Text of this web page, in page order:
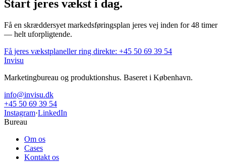
Start jeres vækst i dag.
Få en skræddersyet markedsføringsplan jeres vej inden for 48 timer
— helt uforpligtende.
Få jeres vækstplaneller ring direkte: +45 50 69 39 54
Invisu
Marketingbureau og produktionshus. Baseret i København.
info@invisu.dk
+45 50 69 39 54
Instagram·LinkedIn
Bureau
Om os
Cases
Kontakt os